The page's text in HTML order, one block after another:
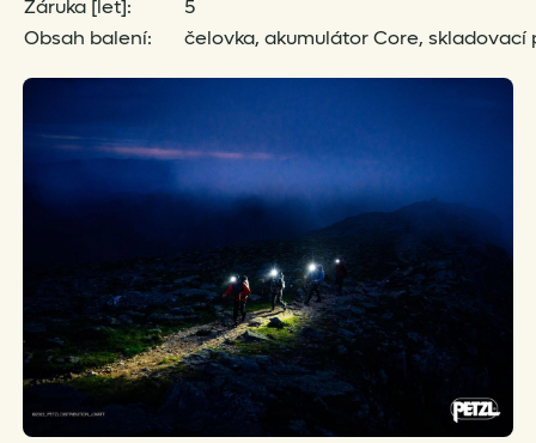
Záruka [let]:
5
Obsah balení:
čelovka, akumulátor Core, skladovací